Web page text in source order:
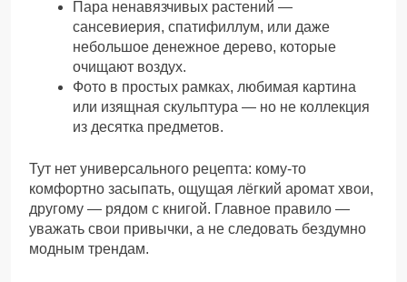
Пара ненавязчивых растений —
сансевиерия, спатифиллум, или даже
небольшое денежное дерево, которые
очищают воздух.
Фото в простых рамках, любимая картина
или изящная скульптура — но не коллекция
из десятка предметов.
Тут нет универсального рецепта: кому-то
комфортно засыпать, ощущая лёгкий аромат хвои,
другому — рядом с книгой. Главное правило —
уважать свои привычки, а не следовать бездумно
модным трендам.